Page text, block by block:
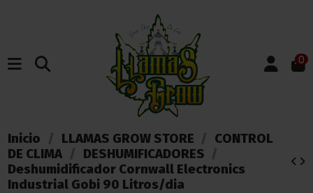
0
Inicio LLAMAS GROW STORE
CONTROL
DE CLIMA
DESHUMIFICADORES
Deshumidificador Cornwall Electronics
Industrial Gobi 90 Litros/dia